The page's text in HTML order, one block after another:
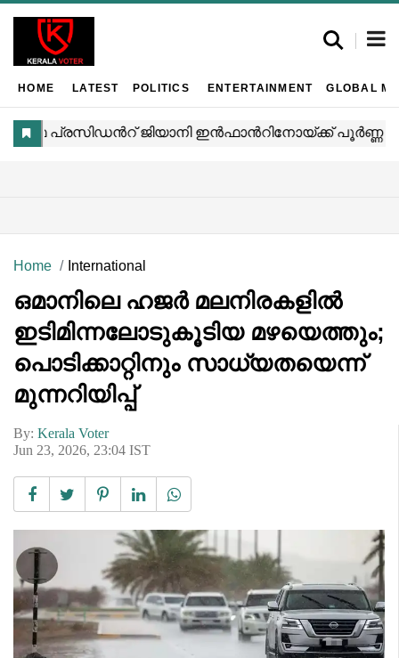
HOME LATEST POLITICS ENTERTAINMENT GLOBAL
Home International
ഒമാനിലെ ഹജർ മലനിരകളിൽ
ഇടിമിന്നലോടുകൂടിയ മഴയെത്തും;
പൊടിക്കാറ്റിനും സാധ്യതയെന്ന്
മുന്നറിയിപ്പ്
By: Kerala Voter
Jun 23, 2026, 23:04 IST